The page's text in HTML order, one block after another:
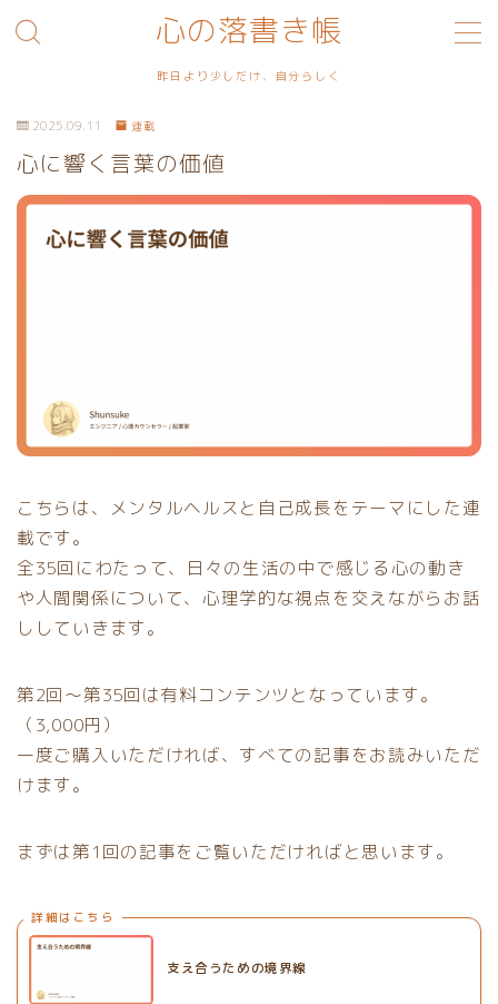
心の落書き帳
昨日より少しだけ、自分らしく
利用規約／特定商取引法に基づく表記
2025.09.11 連載
心に響く言葉の価値
こちらは、メンタルヘルスと自己成長をテーマにした連
載です。
全35回にわたって、日々の生活の中で感じる心の動き
や人間関係について、心理学的な視点を交えながらお話
ししていきます。
第2回〜第35回は有料コンテンツとなっています。
（3,000円）
一度ご購入いただければ、すべての記事をお読みいただ
けます。
まずは第1回の記事をご覧いただければと思います。
詳細はこちら
支え合うための境界線